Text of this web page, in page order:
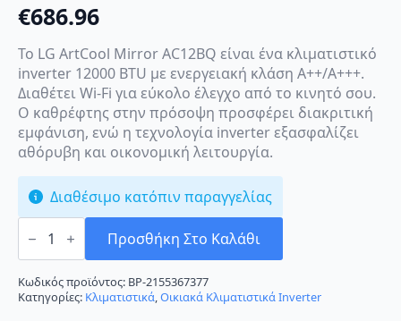
€686.96
Το LG ArtCool Mirror AC12BQ είναι ένα κλιματιστικό
inverter 12000 BTU με ενεργειακή κλάση A++/A+++.
Διαθέτει Wi-Fi για εύκολο έλεγχο από το κινητό σου.
Ο καθρέφτης στην πρόσοψη προσφέρει διακριτική
εμφάνιση, ενώ η τεχνολογία inverter εξασφαλίζει
αθόρυβη και οικονομική λειτουργία.
Διαθέσιμο κατόπιν παραγγελίας
LG
ArtCool
AC12BQ
Κλιματιστικό
Inverter
12000
Προσθήκη Στο Καλάθι
Κωδικός προϊόντος: BP-2155367377
Κατηγορίες: Κλιματιστικά,Οικιακά Κλιματιστικά Inverter